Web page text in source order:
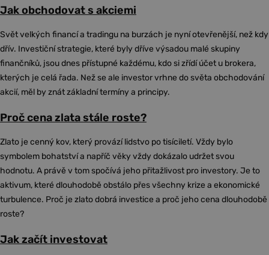
Jak obchodovat s akciemi
Svět velkých financí a tradingu na burzách je nyní otevřenější, než kdy
dřív. Investiční strategie, které byly dříve výsadou malé skupiny
finančníků, jsou dnes přístupné každému, kdo si zřídí účet u brokera,
kterých je celá řada. Než se ale investor vrhne do světa obchodování
akcií, měl by znát základní termíny a principy.
Proč cena zlata stále roste?
Zlato je cenný kov, který provází lidstvo po tisíciletí. Vždy bylo
symbolem bohatství a napříč věky vždy dokázalo udržet svou
hodnotu. A právě v tom spočívá jeho přitažlivost pro investory. Je to
aktivum, které dlouhodobě obstálo přes všechny krize a ekonomické
turbulence. Proč je zlato dobrá investice a proč jeho cena dlouhodobě
roste?
Jak začít investovat